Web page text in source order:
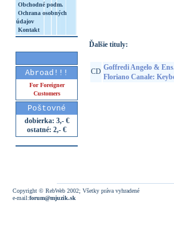
Obchodné podm.
Ochrana osobných
údajov
Kontakt
Abroad!!!
For Foreigner
Customers
Poštovné
dobierka: 3,- €
ostatné: 2,- €
Ďalšie tituly:
CD Goffredi Angelo &
Floriano Canale:
Copyright © RebWeb 2002; Všetky práva vyhradené
e-mail:forum@mjuzik.sk